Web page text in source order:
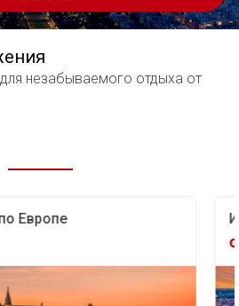
для незабываемого отдыха от
Европе